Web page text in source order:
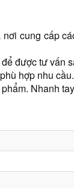
nơi cung cấp
để được tư vấn
hợp nhu cầu.
Nhanh